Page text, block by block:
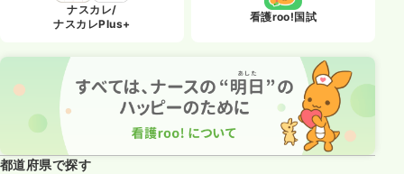
ナスカレ/
ナスカレPlus+
看護roo!国試
都道府県で探す